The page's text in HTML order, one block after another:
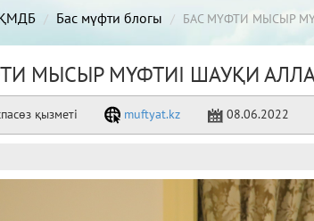
Бас мүфти блогы БАС МҮФТИ МЫСЫР
МЫСЫР МҮФТИІ ШАУҚИ
қызметі muftyat.kz 08.06.2022